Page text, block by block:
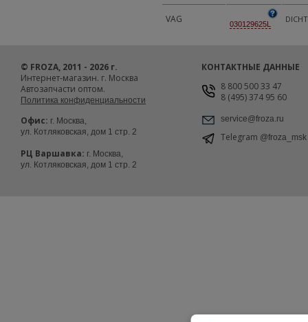
VAG 030129625L
© FROZA, 2011 - 2026 г.
Интернет-магазин. г. Москва
Автозапчасти оптом.
Политика конфиденциальности
Офис: г. Москва,
ул. Котляковская, дом 1 стр. 2
РЦ Варшавка: г. Москва,
ул. Котляковская, дом 1 стр. 2
КОНТАКТНЫЕ ДАННЫЕ
8 800 500 33 47
8 (495) 374 95 60
service@froza.ru
Telegram @froza_msk